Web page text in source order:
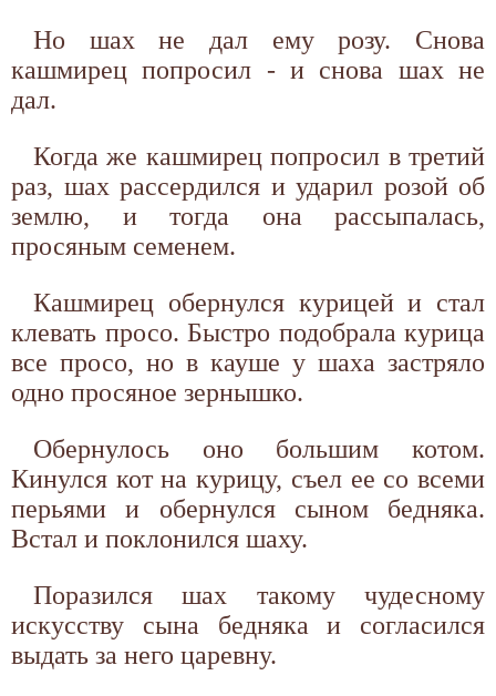
Но шах не дал ему розу. Снова
кашмирец попросил - и снова шах не
дал.
Когда же кашмирец попросил в третий
раз, шах рассердился и ударил розой об
землю, и тогда она рассыпалась,
просяным семенем.
Кашмирец обернулся курицей и стал
клевать просо. Быстро подобрала курица
все просо, но в кауше у шаха застряло
одно просяное зернышко.
Обернулось оно большим котом.
Кинулся кот на курицу, съел ее со всеми
перьями и обернулся сыном бедняка.
Встал и поклонился шаху.
Поразился шах такому чудесному
искусству сына бедняка и согласился
выдать за него царевну.